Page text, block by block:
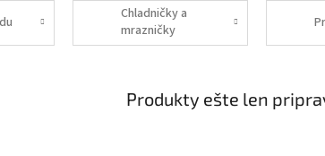
Chladničky a
mrazničky
Produkty ešte len